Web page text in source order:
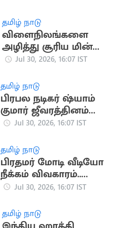
தமிழ் நாடு
விளைநிலங்களை
அழித்து சூரிய மின்
உற்பத்தி.. சீமான்
Jul 30, 2026, 16:07 IST
தமிழ் நாடு
பிரபல நடிகர் ஷ்யாம்
குமார் ஜீவரத்தினம்
காலமானார்
Jul 30, 2026, 16:07 IST
தமிழ் நாடு
பிரதமர் மோடி வீடியோ
நீக்கம் விவகாரம்..
மெட்டாவுக்கு மீண்டும்
Jul 30, 2026, 16:07 IST
தமிழ் நாடு